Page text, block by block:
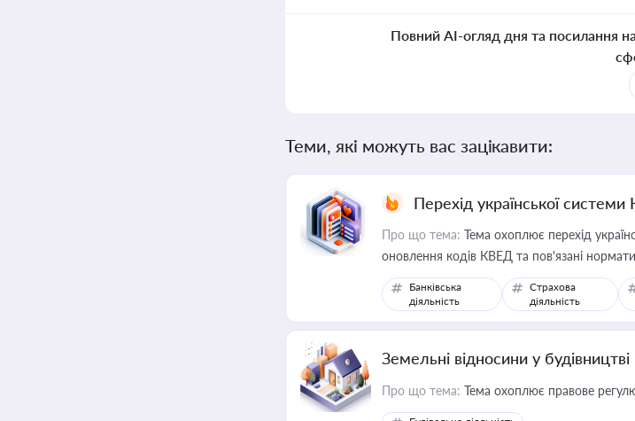
Повний AI-огляд дня та посилання на
Теми, які можуть вас зацікавити:
Перехід української
Про що тема: Тема охоплює перехід
оновлення кодів КВЕД та пов'язані
Банківська
діяльність
Страхова
діяльність
Земельні відносини у будівництві
Про що тема: Тема охоплює правове